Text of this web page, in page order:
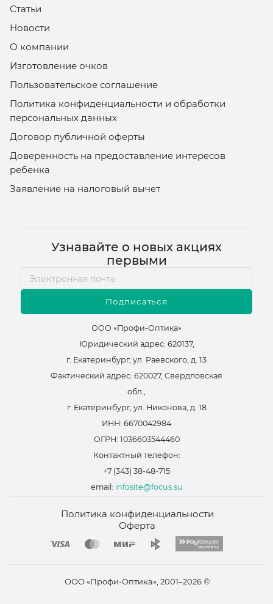
Статьи
Новости
О компании
Изготовление очков
Пользовательское соглашение
Политика конфиденциальности и обработки
персональных данных
Договор публичной оферты
Доверенность на предоставление интересов
ребенка
Заявление на налоговый вычет
Узнавайте о новых акциях
первыми
Подписаться
ООО «Профи-Оптика»
Юридический адрес: 620137,
г. Екатеринбург, ул. Раевского, д. 13
Фактический адрес: 620027, Свердловская
обл.,
г. Екатеринбург, ул. Никонова, д. 18
ИНН: 6670042984
ОГРН: 1036603544460
Контактный телефон:
+7 (343) 38-48-715
email: infosite@focus.su
ООО «Профи-Оптика», 2001–2026 ©
Политика конфиденциальности
Оферта